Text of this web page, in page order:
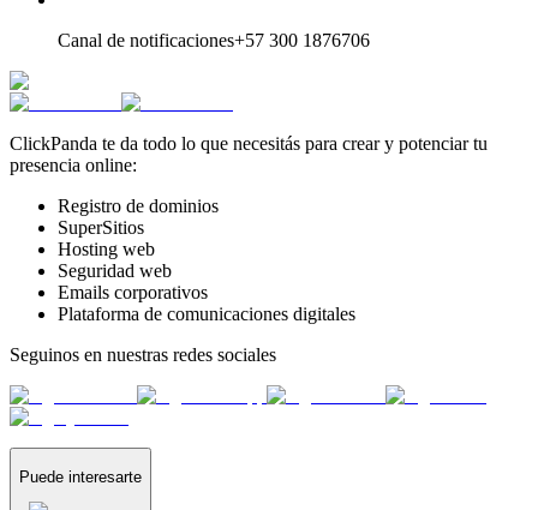
Canal de notificaciones+57 300 1876706
ClickPanda te da todo lo que necesitás para crear y potenciar tu
presencia online:
Registro de dominios
SuperSitios
Hosting web
Seguridad web
Emails corporativos
Plataforma de comunicaciones digitales
Seguinos en nuestras redes sociales
Puede interesarte